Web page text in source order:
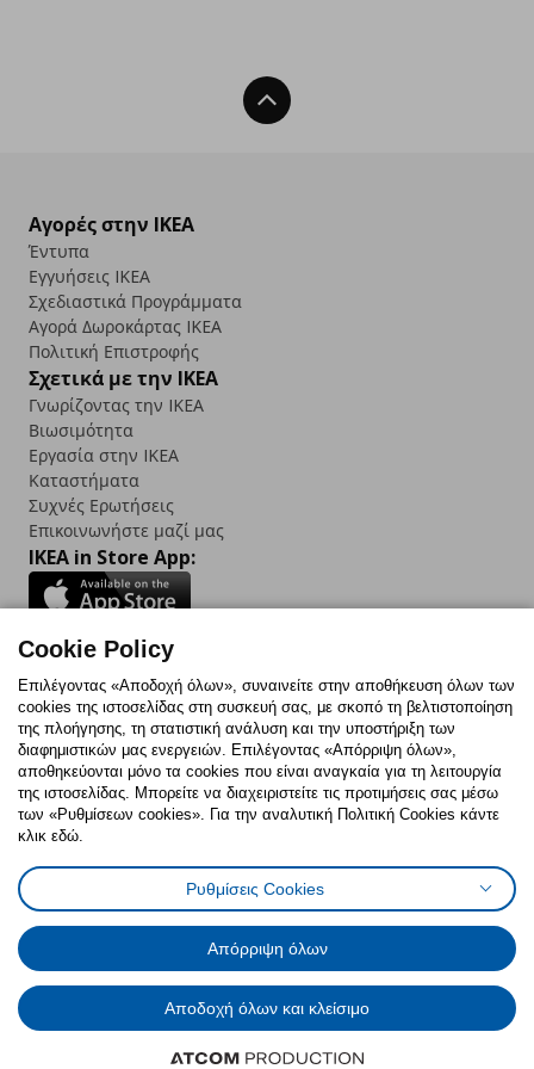
Back To Top
Αγορές στην IKEA
Έντυπα
Εγγυήσεις IKEA
Σχεδιαστικά Προγράμματα
Αγορά Δωρoκάρτας IKEA
Πολιτική Επιστροφής
Σχετικά με την IKEA
Γνωρίζοντας την IKEA
Βιωσιμότητα
Εργασία στην IKEA
Καταστήματα
Συχνές Ερωτήσεις
Επικοινωνήστε μαζί μας
IKEA in Store App:
Follow us:
FacebookInstagram
TikTokYoutubePinterestTwitter
Πολιτική CookiesΔήλωση ψηφιακής προσβασιμότητας
Ρυθμίσεις cookiesΌροι Χρήσης
Γενική Πολιτική Προσωπικών Δεδομένων
Πολιτική Προσωπικών Δεδομένων για ΙΚΕΑ.gr
Κώδικας Καταναλωτικής Δεοντολογίας
© Inter-IKEA Systems B.V. 1999 - 2025
Cookie Policy
Επιλέγοντας «Αποδοχή όλων», συναινείτε στην αποθήκευση όλων των
cookies της ιστοσελίδας στη συσκευή σας, με σκοπό τη βελτιστοποίηση
της πλοήγησης, τη στατιστική ανάλυση και την υποστήριξη των
διαφημιστικών μας ενεργειών. Επιλέγοντας «Απόρριψη όλων»,
αποθηκεύονται μόνο τα cookies που είναι αναγκαία για τη λειτουργία
της ιστοσελίδας. Μπορείτε να διαχειριστείτε τις προτιμήσεις σας μέσω
των «Ρυθμίσεων cookies». Για την αναλυτική Πολιτική Cookies κάντε
κλικ εδώ.
Ρυθμίσεις Cookies
Απόρριψη όλων
Αποδοχή όλων και κλείσιμο